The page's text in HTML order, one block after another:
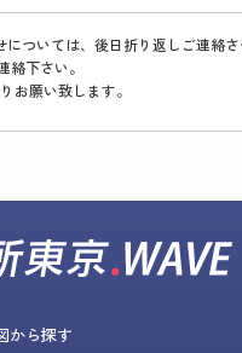
ついては、後日折り返しご連絡さ
絡下さい。
お願い致します。
から探す